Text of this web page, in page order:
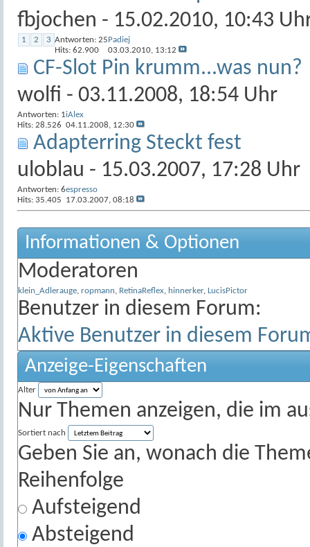
fbjochen - 15.02.2010, 10:43
1 2 3 Antworten: 25
Hits: 62.900
Padiej
03.03.2010, 13:12
CF-Slot Pin krumm...was nun?
wolfi - 03.11.2008, 18:54 Uhr
Antworten: 1
Hits: 28.526
iAlex
04.11.2008, 12:30
Adapterring Steckt fest
uloblau - 15.03.2007, 17:28 Uhr
Antworten: 6
Hits: 35.405
espresso
17.03.2007, 08:18
Informationen & Optionen
Moderatoren
klein_Adlerauge, ropmann, RetinaReflex, hinnerker, LucisPictor
Benutzer in diesem Forum:
Aktive Benutzer in diesem
Anzeige-Eigenschaften
Alter
Nur Themen anzeigen, die im
Sortiert nach
Geben Sie an, wonach die
Reihenfolge
Aufsteigend
Absteigend